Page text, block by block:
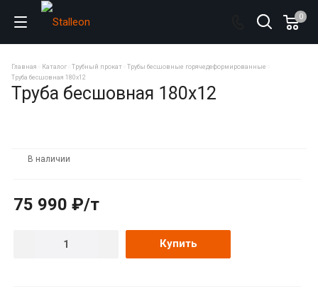
0
Главная Каталог Трубный прокат
Трубы бесшовные горячедеформированные
Труба бесшовная 180х12
Труба бесшовная 180х12
В наличии
75 990 ₽/т
Купить